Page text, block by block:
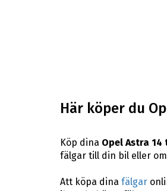
Här köper du
Köp dina Opel Astra
fälgar till din bil eller
Att köpa dina fälgar